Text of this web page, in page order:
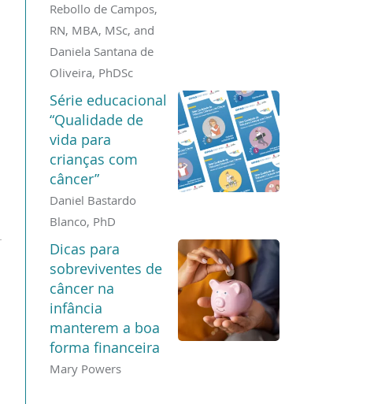
Rebollo de Campos,
RN, MBA, MSc, and
Daniela Santana de
Oliveira, PhDSc
Série educacional
“Qualidade de
vida para
crianças com
câncer”
Daniel Bastardo
Blanco, PhD
Dicas para
sobreviventes de
câncer na
infância
manterem a boa
forma financeira
Mary Powers